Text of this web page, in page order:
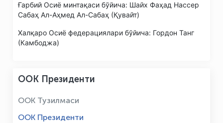
Ғарбий Осиё минтақаси бўйича: Шайх Фаҳад Нассер
Сабаҳ Ал-Аҳмед Ал-Сабаҳ (Қувайт)
Халқаро Осиё федерациялари бўйича: Гордон Танг
(Камбоджа)
ООК Президенти
ООК Тузилмаси
ООК Президенти